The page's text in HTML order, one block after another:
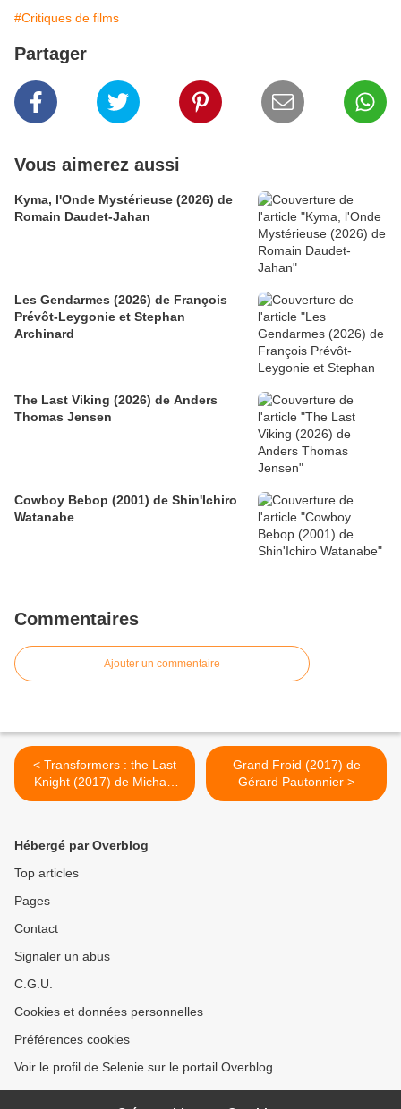
#Critiques de films
Partager
Vous aimerez aussi
Kyma, l'Onde Mystérieuse (2026) de
Romain Daudet-Jahan
Les Gendarmes (2026) de François
Prévôt-Leygonie et Stephan
Archinard
The Last Viking (2026) de Anders
Thomas Jensen
Cowboy Bebop (2001) de Shin'Ichiro
Watanabe
Commentaires
Ajouter un commentaire
< Transformers : the Last
Knight (2017) de Michael
Bay
Grand Froid (2017) de
Gérard Pautonnier >
Hébergé par Overblog
Top articles
Pages
Contact
Signaler un abus
C.G.U.
Cookies et données personnelles
Préférences cookies
Voir le profil de Selenie sur le portail Overblog